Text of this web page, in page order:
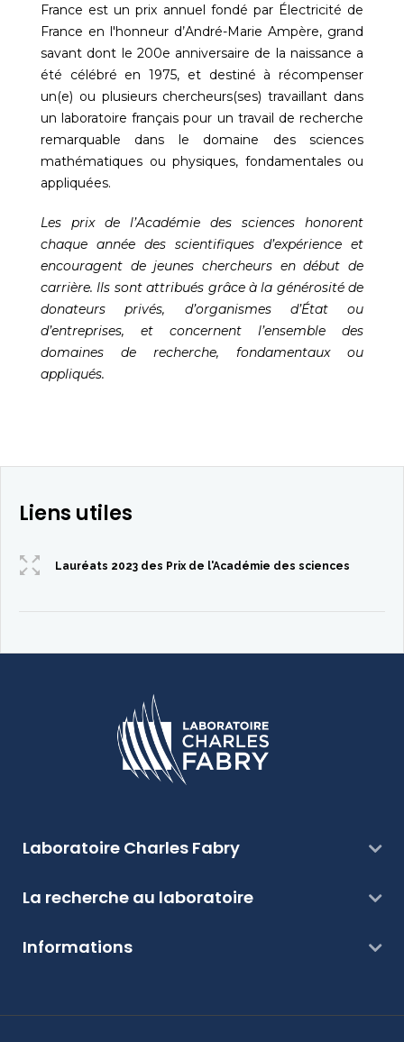
France est un prix annuel fondé par Électricité de
France en l'honneur d’André-Marie Ampère, grand
savant dont le 200e anniversaire de la naissance a
été célébré en 1975, et destiné à récompenser
un(e) ou plusieurs chercheurs(ses) travaillant dans
un laboratoire français pour un travail de recherche
remarquable dans le domaine des sciences
mathématiques ou physiques, fondamentales ou
appliquées.
Les prix de l’Académie des sciences honorent
chaque année des scientifiques d’expérience et
encouragent de jeunes chercheurs en début de
carrière. Ils sont attribués grâce à la générosité de
donateurs privés, d’organismes d’État ou
d’entreprises, et concernent l’ensemble des
domaines de recherche, fondamentaux ou
appliqués.
Liens utiles
Lauréats 2023 des Prix de l'Académie des sciences
Laboratoire Charles Fabry
La recherche au laboratoire
Informations